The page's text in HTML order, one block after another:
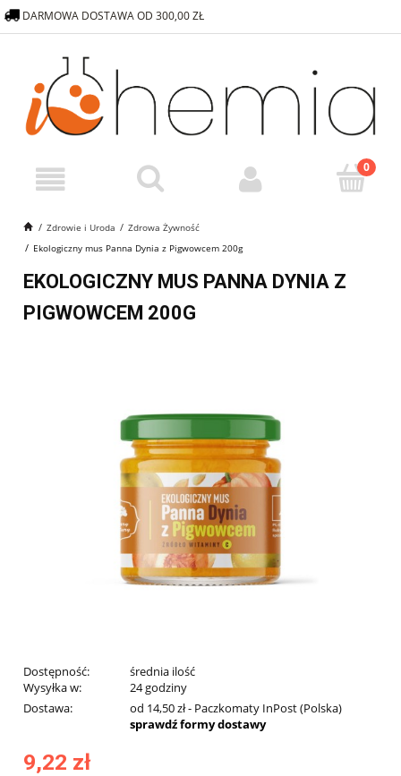
Zdrowie i Uroda
Zdrowa Żywność
Ekologiczny mus Panna Dynia z Pigwowcem 200g
DARMOWA DOSTAWA OD 300,00 ZŁ
EKOLOGICZNY MUS PANNA DYNIA Z
PIGWOWCEM 200G
Dostępność:
średnia ilość
Wysyłka w:
24 godziny
Dostawa:
od 14,50 zł- Paczkomaty InPost(Polska)
sprawdź formy dostawy
9,22 zł